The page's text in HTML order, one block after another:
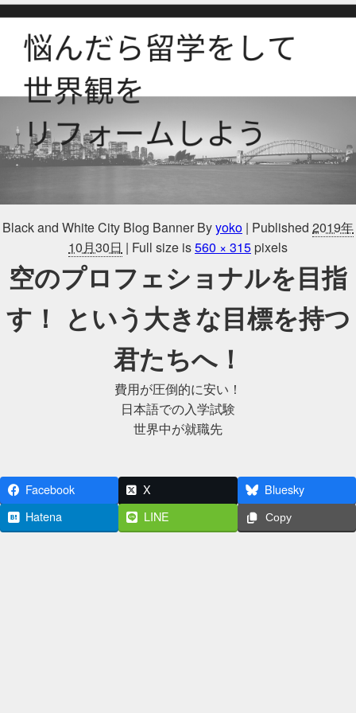
Black and White City Blog Banner Byyoko | Published 2019年
10月30日 | Full size is560 × 315 pixels
空のプロフェショナルを目指
す！ という大きな目標を持つ
君たちへ！
費用が圧倒的に安い！
日本語での入学試験
世界中が就職先
Facebook X
Bluesky
Hatena
LINE Copy